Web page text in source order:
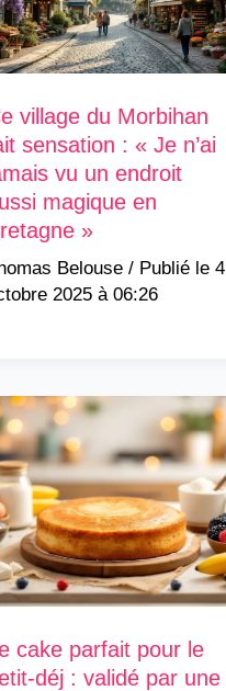
village du Morbihan
sensation : « Je n’ai
vu un endroit
magique en
»
Belouse /
4
2025 à 06:26
cake parfait pour le
déj : validé par une